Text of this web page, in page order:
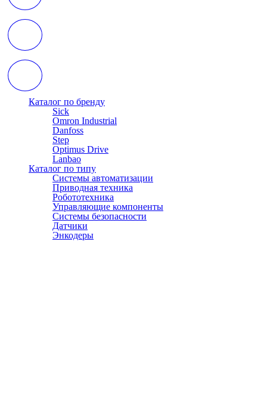
Каталог по бренду
Sick
Omron Industrial
Danfoss
Step
Optimus Drive
Lanbao
Каталог по типу
Системы автоматизации
Приводная техника
Робототехника
Управляющие компоненты
Системы безопасности
Датчики
Энкодеры